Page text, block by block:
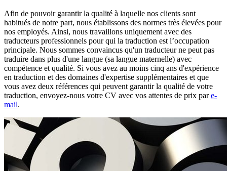
Afin de pouvoir garantir la qualité à laquelle nos clients sont
habitués de notre part, nous établissons des normes très élevées pour
nos employés. Ainsi, nous travaillons uniquement avec des
traducteurs professionnels pour qui la traduction est l’occupation
principale. Nous sommes convaincus qu'un traducteur ne peut pas
traduire dans plus d'une langue (sa langue maternelle) avec
compétence et qualité. Si vous avez au moins cinq ans d'expérience
en traduction et des domaines d'expertise supplémentaires et que
vous avez deux références qui peuvent garantir la qualité de votre
traduction, envoyez-nous votre CV avec vos attentes de prix pare-
mail.